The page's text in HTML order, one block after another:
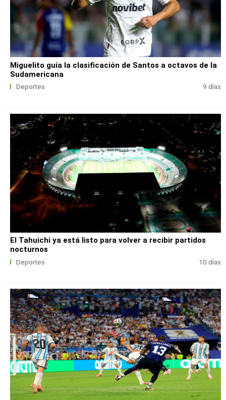
Miguelito guía la clasificación de Santos a octavos de la
Sudamericana
Deportes 9 días
El Tahuichi ya está listo para volver a recibir partidos
nocturnos
Deportes 10 días